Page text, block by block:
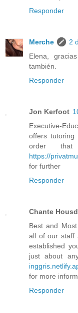
Responder
Merche
2
Elena,
también.
Responder
Jon Kerfoot
Executive-
offers
order
https://
for further
Responder
Chante
Best and
all of our staff
established
just about
for more
Responder